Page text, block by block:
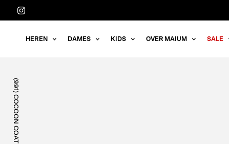
Meteen
HEREN DAMES KIDS OVER MAIUM SALE
(991) COCOON COAT